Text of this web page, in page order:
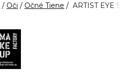
Oči Očné Tiene ARTIST EYE